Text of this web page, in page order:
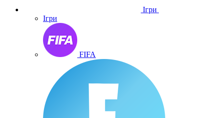
Ігри
Ігри
FIFA